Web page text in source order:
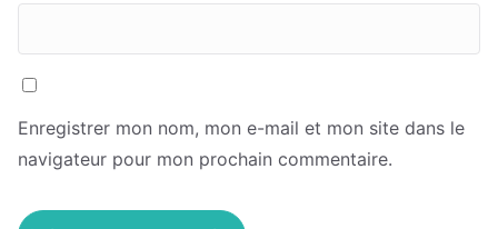
Enregistrer mon nom, mon e-mail et mon site dans le
navigateur pour mon prochain commentaire.